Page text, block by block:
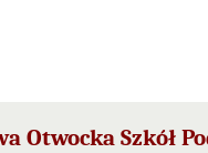
Otwocka Szkół